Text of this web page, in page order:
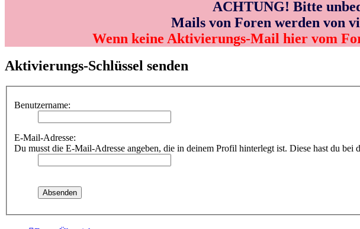
ACHTUNG! Bitte
Mails von Foren werden von
Wenn keine Aktivierungs-Mail hier vom
Aktivierungs-Schlüssel senden
Benutzername:
E-Mail-Adresse:
Du musst die E-Mail-Adresse angeben, die in deinem Profil hinterlegt ist. Diese hast du